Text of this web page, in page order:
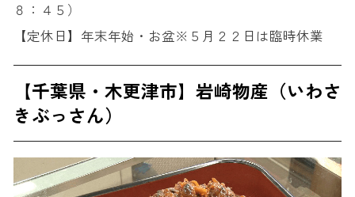
８：４５）
【定休日】年末年始・お盆※５月２２日は臨時休業
【千葉県・木更津市】岩崎物産（いわさ
きぶっさん）